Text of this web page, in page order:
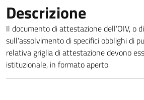
Descrizione
Il documento di attestazione dell’OIV, o
sull’assolvimento di specifici obblighi di
relativa griglia di attestazione devono
istituzionale, in formato aperto